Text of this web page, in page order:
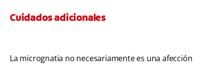
Cuidados adicionales
La micrognatia no necesariamente es una afección